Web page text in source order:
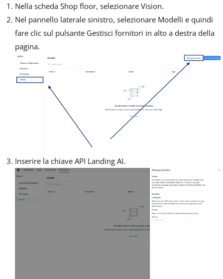
Nella scheda Shop floor, selezionare Vision.
Nel pannello laterale sinistro, selezionare Modelli e quindi
fare clic sul pulsante Gestisci fornitori in alto a destra della
pagina.
Inserire la chiave API Landing AI.